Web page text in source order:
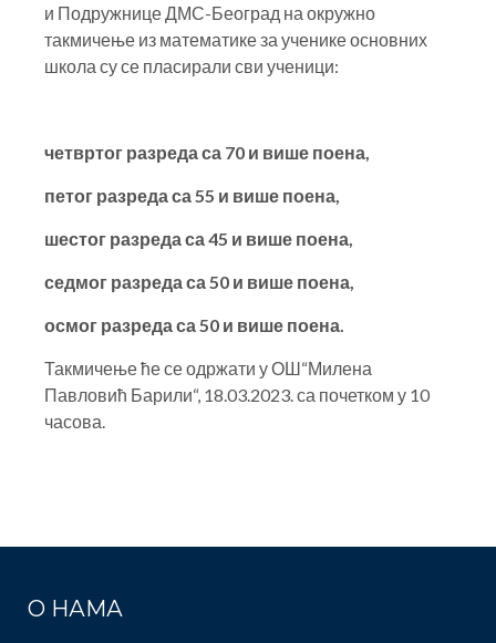
и Подружнице ДМС-Београд на окружно
такмичење из математике за ученике основних
школа су се пласирали сви ученици:
четвртог разреда са 70 и више поена,
петог разреда са 55 и више поена,
шестог разреда са 45 и више поена,
седмог разреда са 50 и више поена,
осмог разреда са 50 и више поена.
Такмичење ће се одржати у ОШ“Милена
Павловић Барили“, 18.03.2023. са почетком у 10
часова.
О НАМА